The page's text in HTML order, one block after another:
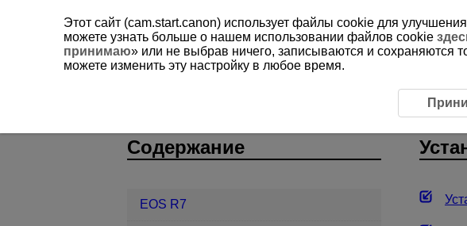
Подготовка и основные операции
Содержание
EOS R7
Этот сайт (cam.start.canon) использует файлы cookie для
можете узнать больше о нашем использовании файлов cookie
принимаю» или не выбрав ничего, записываются и
можете изменить эту настройку в любое время.